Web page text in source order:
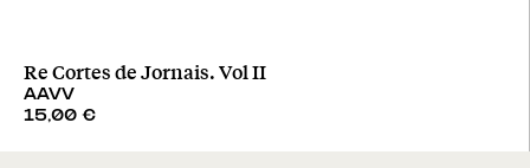
Re Cortes de Jornais. Vol II
AAVV
15,00 €